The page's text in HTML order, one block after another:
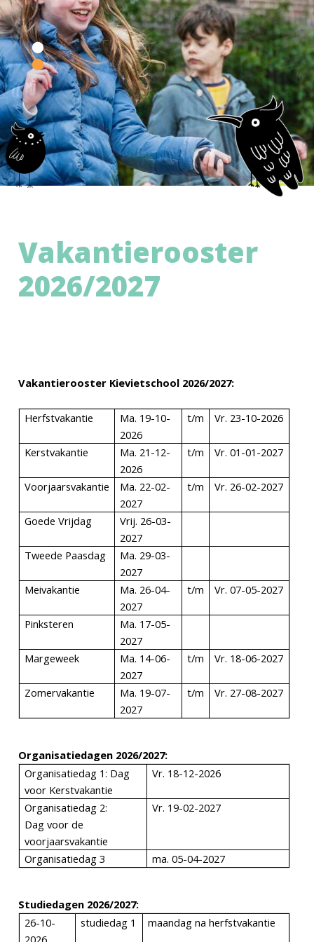
Vakantierooster
2026/2027
Vakantierooster Kievietschool 2026/2027:
Herfstvakantie
Ma. 19-10-
2026
t/m Vr. 23-10-2026
Kerstvakantie
Ma. 21-12-
2026
t/m Vr. 01-01-2027
Voorjaarsvakantie
Ma. 22-02-
2027
t/m Vr. 26-02-2027
Goede Vrijdag
Vrij. 26-03-
2027
Tweede Paasdag
Ma. 29-03-
2027
Meivakantie
Ma. 26-04-
2027
t/m Vr. 07-05-2027
Pinksteren
Ma. 17-05-
2027
Margeweek
Ma. 14-06-
2027
t/m Vr. 18-06-2027
Zomervakantie
Ma. 19-07-
2027
t/m Vr. 27-08-2027
Organisatiedagen 2026/2027:
Organisatiedag 1: Dag
voor Kerstvakantie
Vr. 18-12-2026
Organisatiedag 2:
Dag voor de
voorjaarsvakantie
Vr. 19-02-2027
Organisatiedag 3 ma. 05-04-2027
Studiedagen 2026/2027:
26-10-
studiedag 1 maandag na herfstvakantie